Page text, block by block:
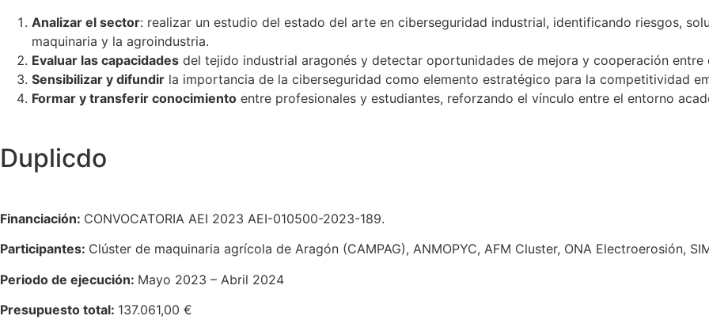
Analizar el sector: realizar un estudio del estado del arte en ciberseguridad industrial, identificando riesgos,
maquinaria y la agroindustria.
Evaluar las capacidades del tejido industrial aragonés y detectar oportunidades de mejora y cooperación entre
Sensibilizar y difundir la importancia de la ciberseguridad como elemento estratégico para la competitividad
Formar y transferir conocimiento entre profesionales y estudiantes, reforzando el vínculo entre el entorno
Duplicdo
Financiación: CONVOCATORIA AEI 2023 AEI-010500-2023-189.
Participantes: Clúster de maquinaria agrícola de Aragón (CAMPAG), ANMOPYC, AFM Cluster, ONA Electroerosión,
Periodo de ejecución: Mayo 2023 – Abril 2024​
Presupuesto total: 137.061,00 €​